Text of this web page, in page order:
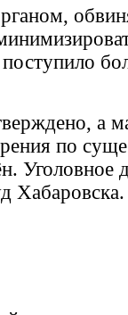
а
по
Уголовное
Хабаровска.